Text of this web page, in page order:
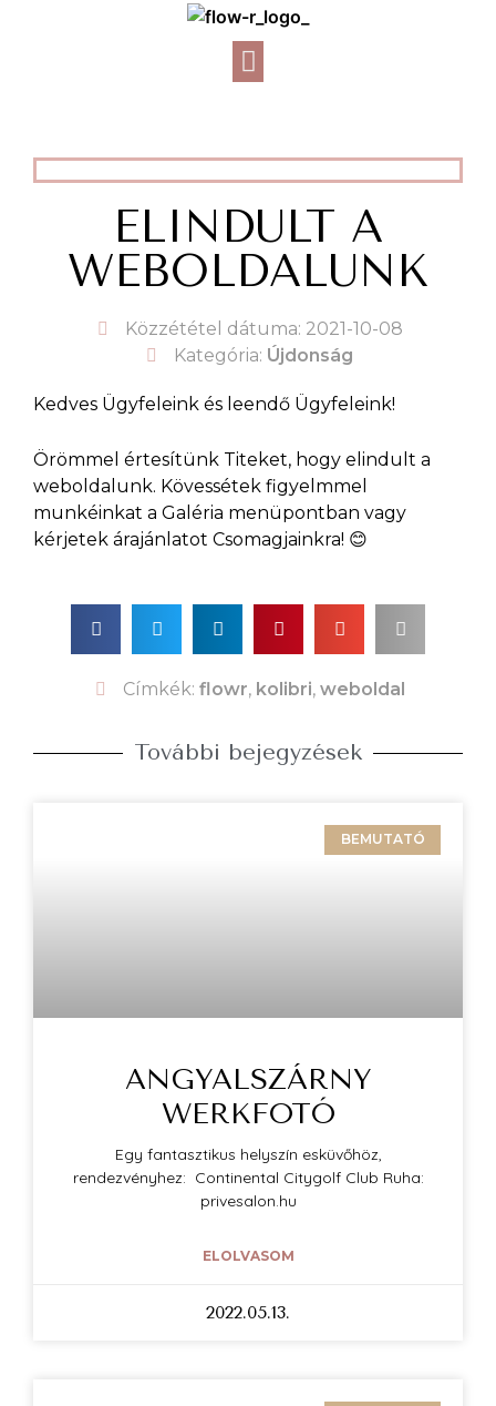
ELINDULT A
WEBOLDALUNK
Közzététel dátuma: 2021-10-08
Kategória: Újdonság
Kedves Ügyfeleink és leendő Ügyfeleink!
Örömmel értesítünk Titeket, hogy elindult a
weboldalunk. Kövessétek figyelmmel
munkéinkat a Galéria menüpontban vagy
kérjetek árajánlatot Csomagjainkra! 😊
Címkék: flowr, kolibri, weboldal
További bejegyzések
BEMUTATÓ
ANGYALSZÁRNY
WERKFOTÓ
Egy fantasztikus helyszín esküvőhöz,
rendezvényhez: Continental Citygolf Club Ruha:
privesalon.hu
ELOLVASOM
2022.05.13.